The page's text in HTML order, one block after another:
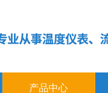
产品中心